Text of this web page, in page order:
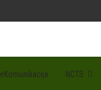
eKomunikacija NCTS